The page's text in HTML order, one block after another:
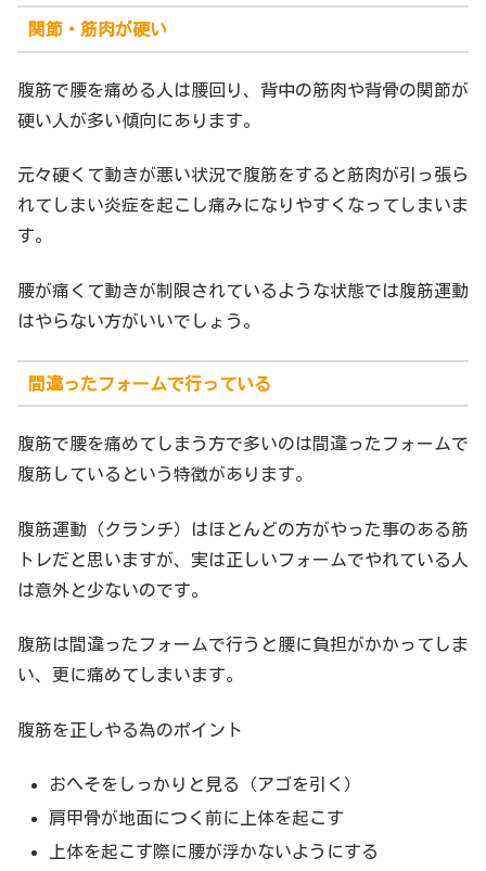
関節・筋肉が硬い
腹筋で腰を痛める人は腰回り、背中の筋肉や背骨の関節が
硬い人が多い傾向にあります。
元々硬くて動きが悪い状況で腹筋をすると筋肉が引っ張ら
れてしまい炎症を起こし痛みになりやすくなってしまいま
す。
腰が痛くて動きが制限されているような状態では腹筋運動
はやらない方がいいでしょう。
間違ったフォームで行っている
腹筋で腰を痛めてしまう方で多いのは間違ったフォームで
腹筋しているという特徴があります。
腹筋運動（クランチ）はほとんどの方がやった事のある筋
トレだと思いますが、実は正しいフォームでやれている人
は意外と少ないのです。
腹筋は間違ったフォームで行うと腰に負担がかかってしま
い、更に痛めてしまいます。
腹筋を正しやる為のポイント
おへそをしっかりと見る（アゴを引く）
肩甲骨が地面につく前に上体を起こす
上体を起こす際に腰が浮かないようにする